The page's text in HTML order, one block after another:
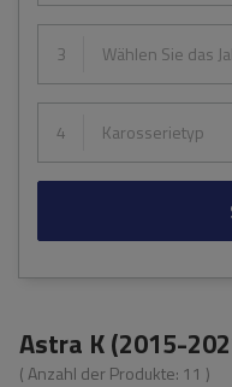
3 Wählen Sie das
4 Karosserietyp
Astra K (2015-
( Anzahl der Produkte: 11 )